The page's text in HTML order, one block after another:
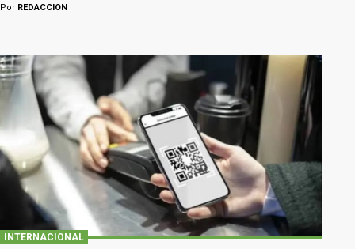
Por REDACCION
INTERNACIONAL